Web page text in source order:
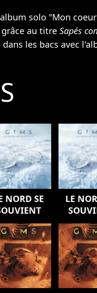
solo "Mon
au titre Sapés
les bacs avec
NORD SE
LE